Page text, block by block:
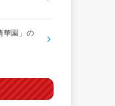
華園」の